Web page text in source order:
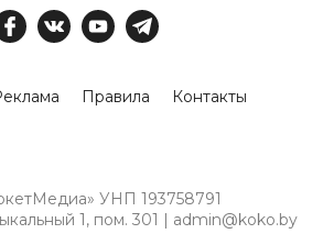
Правила Контакты
УНП 193758791
1, пом. 301 | admin@koko.by